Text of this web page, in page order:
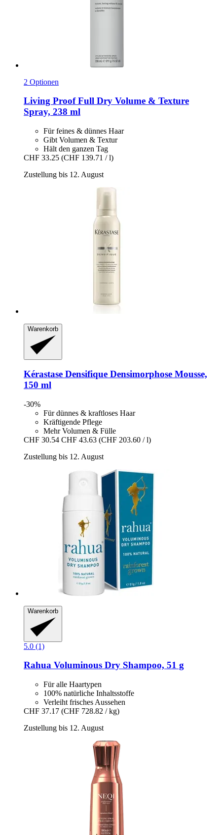
2 Optionen
Living ProofFull Dry Volume & Texture
Spray, 238 ml
Für feines & dünnes Haar
Gibt Volumen & Textur
Hält den ganzen Tag
CHF 33.25 (CHF 139.71 / l)
Zustellung bis 12. August
Warenkorb
Kérastase Densifique Densimorphose Mousse,
150 ml
-30%
Für dünnes & kraftloses Haar
Kräftigende Pflege
Mehr Volumen & Fülle
CHF 30.54 CHF 43.63 (CHF 203.60 / l)
Zustellung bis 12. August
Warenkorb
5.0 (1)
Rahua Voluminous Dry Shampoo, 51 g
Für alle Haartypen
100% natürliche Inhaltsstoffe
Verleiht frisches Aussehen
CHF 37.17 (CHF 728.82 / kg)
Zustellung bis 12. August